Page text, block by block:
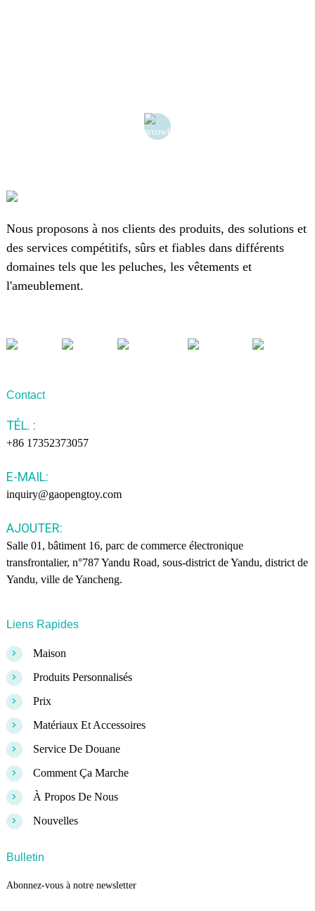
Nous proposons à nos clients des produits, des solutions et
des services compétitifs, sûrs et fiables dans différents
domaines tels que les peluches, les vêtements et
l'ameublement.
Contact
TÉL. :
+86 17352373057
E-MAIL:
inquiry@gaopengtoy.com
AJOUTER:
Salle 01, bâtiment 16, parc de commerce électronique
transfrontalier, n°787 Yandu Road, sous-district de Yandu, district de
Yandu, ville de Yancheng.
Liens Rapides
> Maison
> Produits Personnalisés
> Prix
> Matériaux Et Accessoires
> Service De Douane
> Comment Ça Marche
> À Propos De Nous
> Nouvelles
Bulletin
Abonnez-vous à notre newsletter